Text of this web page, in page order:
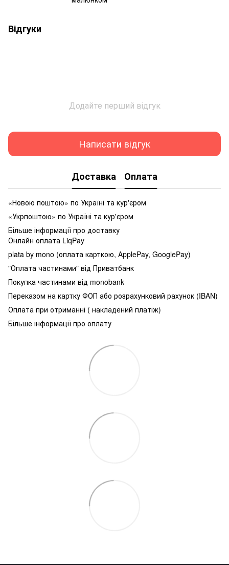
Відгуки
Додайте перший відгук
Написати відгук
Доставка Оплата
«Новою поштою» по Україні та кур'єром
«Укрпоштою» по Україні та кур'єром
Більше інформації про доставку
Онлайн оплата LiqPay
plata by mono (оплата карткою, ApplePay, GooglePay)
"Оплата частинами" від Приватбанк
Покупка частинами від monobank
Переказом на картку ФОП або розрахунковий рахунок (IBAN)
Оплата при отриманні ( накладений платіж)
Більше інформації про оплату